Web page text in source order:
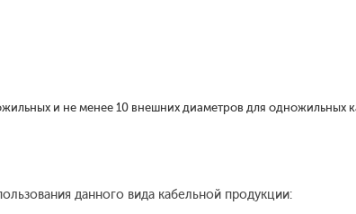
и не менее 10 внешних диаметров для одножильных
данного вида кабельной продукции: